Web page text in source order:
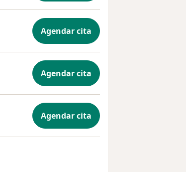
Agendar cita
Agendar cita
Agendar cita